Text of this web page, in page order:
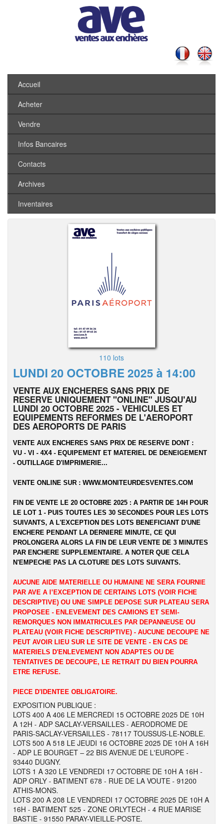
Accueil
Acheter
Vendre
Infos Bancaires
Contacts
Archives
Inventaires
110 lots
LUNDI 20 OCTOBRE 2025 à 14:00
VENTE AUX ENCHERES SANS PRIX DE
RESERVE UNIQUEMENT "ONLINE" JUSQU'AU
LUNDI 20 OCTOBRE 2025 - VEHICULES ET
EQUIPEMENTS REFORMES DE L'AEROPORT
DES AEROPORTS DE PARIS
VENTE AUX ENCHERES SANS PRIX DE RESERVE DONT :
VU - VI - 4X4 - EQUIPEMENT ET MATERIEL DE DENEIGEMENT
- OUTILLAGE D'IMPRIMERIE...
VENTE ONLINE SUR : WWW.MONITEURDESVENTES.COM
FIN DE VENTE LE 20 OCTOBRE 2025 : A PARTIR DE 14H POUR
LE LOT 1 - PUIS TOUTES LES 30 SECONDES POUR LES LOTS
SUIVANTS, A L'EXCEPTION DES LOTS BENEFICIANT D'UNE
ENCHERE PENDANT LA DERNIERE MINUTE, CE QUI
PROLONGERA ALORS LA FIN DE LEUR VENTE DE 3 MINUTES
PAR ENCHERE SUPPLEMENTAIRE. A NOTER QUE CELA
N'EMPECHE PAS LA CLOTURE DES LOTS SUIVANTS.
AUCUNE AIDE MATERIELLE OU HUMAINE NE SERA FOURNIE
PAR AVE A l’EXCEPTION DE CERTAINS LOTS (VOIR FICHE
DESCRIPTIVE) OU UNE SIMPLE DEPOSE SUR PLATEAU SERA
PROPOSEE - ENLEVEMENT DES CAMIONS ET SEMI-
REMORQUES NON IMMATRICULES PAR DEPANNEUSE OU
PLATEAU (VOIR FICHE DESCRIPTIVE) - AUCUNE DECOUPE NE
PEUT AVOIR LIEU SUR LE SITE DE VENTE - EN CAS DE
MATERIELS D'ENLEVEMENT NON ADAPTES OU DE
TENTATIVES DE DECOUPE, LE RETRAIT DU BIEN POURRA
ETRE REFUSE.
PIECE D'IDENTEE OBLIGATOIRE.
EXPOSITION PUBLIQUE :
LOTS 400 A 406 LE MERCREDI 15 OCTOBRE 2025 DE 10H
A 12H - ADP SACLAY-VERSAILLES - AERODROME DE
PARIS-SACLAY-VERSAILLES - 78117 TOUSSUS-LE-NOBLE.
LOTS 500 A 518 LE JEUDI 16 OCTOBRE 2025 DE 10H A 16H
- ADP LE BOURGET – 22 BIS AVENUE DE L'EUROPE -
93440 DUGNY.
LOTS 1 A 320 LE VENDREDI 17 OCTOBRE DE 10H A 16H -
ADP ORLY - BATIMENT 678 - RUE DE LA VOUTE - 91200
ATHIS-MONS.
LOTS 200 A 208 LE VENDREDI 17 OCTOBRE 2025 DE 10H A
16H - BATIMENT 525 - ZONE ORLYTECH - 4 RUE MARISE
BASTIE - 91550 PARAY-VIEILLE-POSTE.